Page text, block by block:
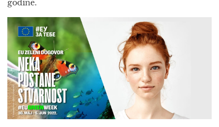
godine.